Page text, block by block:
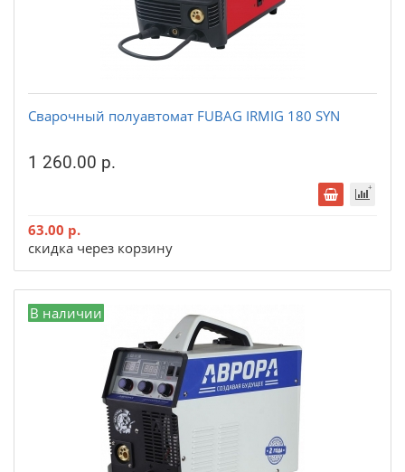
Сварочный полуавтомат FUBAG IRMIG 180 SYN
1 260.00 р.
63.00 р.
скидка через корзину
В наличии